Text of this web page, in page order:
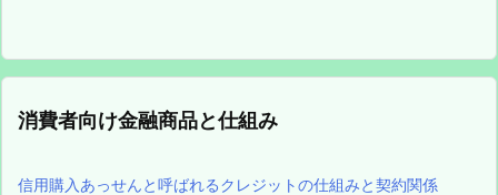
消費者向け金融商品と仕組み
信用購入あっせんと呼ばれるクレジットの仕組みと契約関係